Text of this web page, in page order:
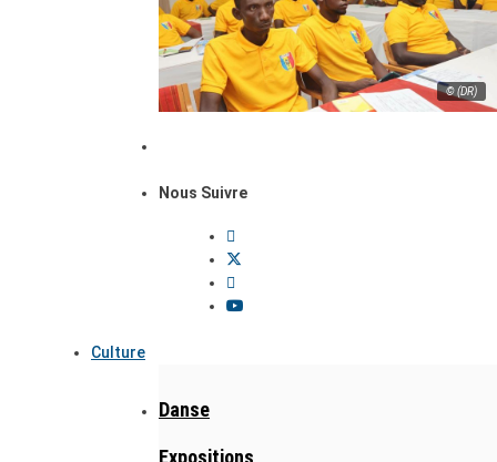
© (DR)
Nous Suivre
Culture
Danse
Expositions